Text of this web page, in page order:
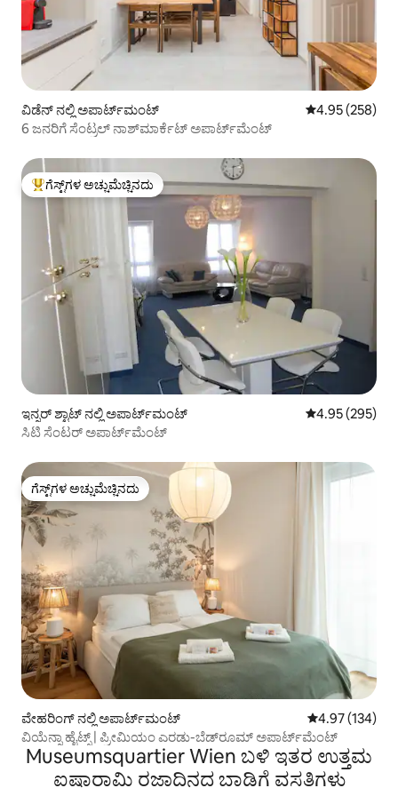
ವಿಡೆನ್ ನಲ್ಲಿ ಅಪಾರ್ಟ್‌ಮಂಟ್ 5 ರಲ್ಲಿ 4.95
4.95 (258)
6 ಜನರಿಗೆ ಸೆಂಟ್ರಲ್ ನಾಶ್‌ಮಾರ್ಕೆಟ್ ಅಪಾರ್ಟ್‌ಮೆಂಟ್
ಗೆಸ್ಟ್‌ಗಳಿಗೆ ಅತಿ ಹೆಚ್ಚು ಅಚ್ಚುಮೆಚ್ಚಿನದು
ಗೆಸ್ಟ್‌ಗಳ ಅಚ್ಚುಮೆಚ್ಚಿನದು
ಇನ್ನರ್ ಶ್ಟಾಟ್ ನಲ್ಲಿ ಅಪಾರ್ಟ್‌ಮಂಟ್ 5 ರಲ್ಲಿ 4.95
4.95 (295)
ಸಿಟಿ ಸೆಂಟರ್ ಅಪಾರ್ಟ್‌ಮೆಂಟ್
ಗೆಸ್ಟ್‌ಗಳ ಅಚ್ಚುಮೆಚ್ಚಿನದು
ಗೆಸ್ಟ್‌ಗಳ ಅಚ್ಚುಮೆಚ್ಚಿನದು
ವೇಹರಿಂಗ್ ನಲ್ಲಿ ಅಪಾರ್ಟ್‌ಮಂಟ್ 5 ರಲ್ಲಿ 4.97
4.97 (134)
ವಿಯೆನ್ನಾ ಹೈಟ್ಸ್ | ಪ್ರೀಮಿಯಂ ಎರಡು-ಬೆಡ್‌ರೂಮ್ ಅಪಾರ್ಟ್‌ಮೆಂಟ್
Museumsquartier Wien ಬಳಿ ಇತರ ಉತ್ತಮ
ಐಷಾರಾಮಿ ರಜಾದಿನದ ಬಾಡಿಗೆ ವಸತಿಗಳು